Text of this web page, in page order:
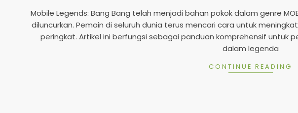
5
06
Mobile Legends: Bang Bang telah menjadi bahan pokok dalam genre
diluncurkan. Pemain di seluruh dunia terus mencari cara untuk
peringkat. Artikel ini berfungsi sebagai panduan komprehensif untuk
dalam legenda
CONTINUE READING